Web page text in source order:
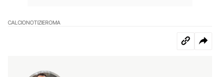
CALCIONOTIZIEROMA